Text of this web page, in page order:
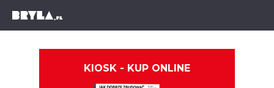
KIOSK - KUP ONLINE